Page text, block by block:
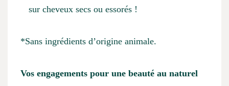
sur cheveux secs ou essorés !
*Sans ingrédients d’origine animale.
Vos engagements pour une beauté au naturel